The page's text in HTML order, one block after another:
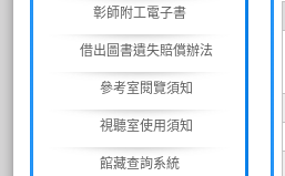
彰師附工電子書
借出圖書遺失賠償辦法
參考室閱覽須知
視聽室使用須知
館藏查詢系統